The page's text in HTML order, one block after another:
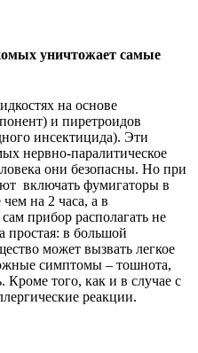
уничтожает самые
на основе
и пиретроидов
инсектицида). Эти
нервно-паралитическое
они безопасны. Но при
включать фумигаторы в
на 2 часа, а в
прибор располагать не
простая: в большой
может вызвать легкое
симптомы – тошнота,
Кроме того, как и в случае с
реакции.